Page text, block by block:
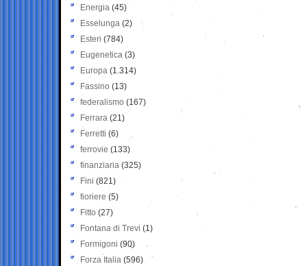
Energia (45)
Esselunga (2)
Esteri (784)
Eugenetica (3)
Europa (1.314)
Fassino (13)
federalismo (167)
Ferrara (21)
Ferretti (6)
ferrovie (133)
finanziaria (325)
Fini (821)
fioriere (5)
Fitto (27)
Fontana di Trevi (1)
Formigoni (90)
Forza Italia (596)